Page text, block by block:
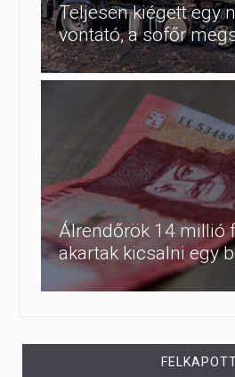
Teljesen kiégett egy
vontató, a sofőr
Álrendőrök 14 millió
akartak kicsalni egy